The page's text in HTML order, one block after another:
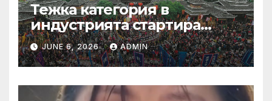
Тежка категория в
индустрията стартира
алианс за космическа
слънчева енергия
JUNE 6, 2026 ADMIN